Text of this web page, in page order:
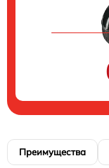
Преимущества